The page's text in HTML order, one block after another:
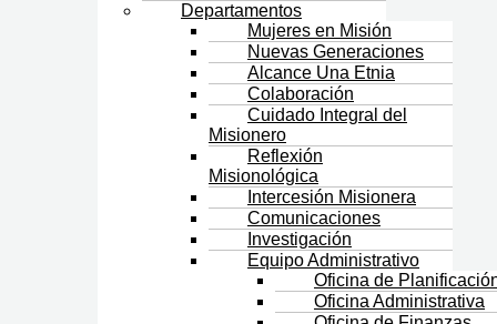
Departamentos
Mujeres en Misión
Nuevas Generaciones
Alcance Una Etnia
Colaboración
Cuidado Integral del
Misionero
Reflexión
Misionológica
Intercesión Misionera
Comunicaciones
Investigación
Equipo Administrativo
Oficina de
Oficina Administrativa